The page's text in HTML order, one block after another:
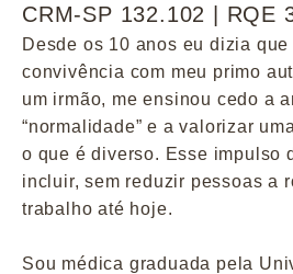
CRM-SP 132.102 | RQE
Desde os 10 anos eu dizia
convivência com meu primo
um irmão, me ensinou cedo a
“normalidade” e a valorizar
o que é diverso. Esse impulso
incluir, sem reduzir pessoas a
trabalho até hoje.
Sou médica graduada pela